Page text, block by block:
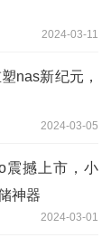
2024-03-11
nas新纪元，
2024-03-05
震撼上市，小
神器
2024-03-01